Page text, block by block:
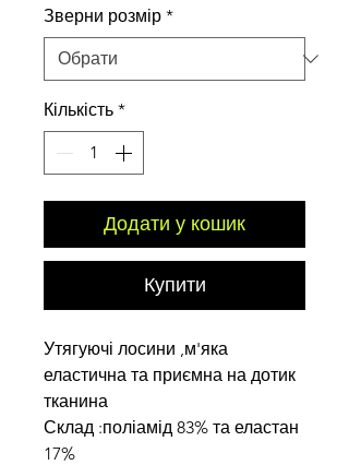
Зверни розмір *
Кількість *
Додати у кошик
Купити
Утягуючі лосини ,м'яка
еластична та приємна на дотик
тканина
Склад :поліамід 83% та еластан
17%